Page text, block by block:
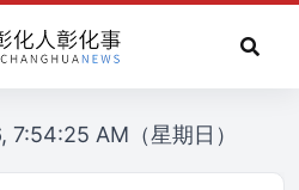
AM（星期日）